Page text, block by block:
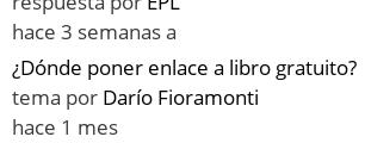
hace 3 semanas a
¿Dónde poner enlace a libro gratuito?
tema por Darío Fioramonti
hace 1 mes